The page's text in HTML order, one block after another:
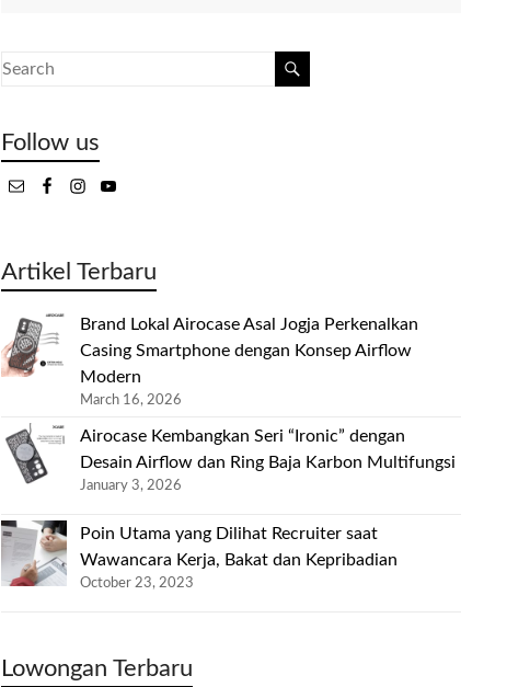
Follow us
Artikel Terbaru
Brand Lokal Airocase Asal Jogja Perkenalkan
Casing Smartphone dengan Konsep Airflow
Modern
March 16, 2026
Airocase Kembangkan Seri “Ironic” dengan
Desain Airflow dan Ring Baja Karbon Multifungsi
January 3, 2026
Poin Utama yang Dilihat Recruiter saat
Wawancara Kerja, Bakat dan Kepribadian
October 23, 2023
Lowongan Terbaru